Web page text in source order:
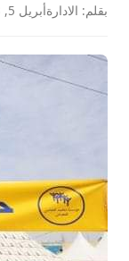
بقلم: الادارةأبريل 5, 2023